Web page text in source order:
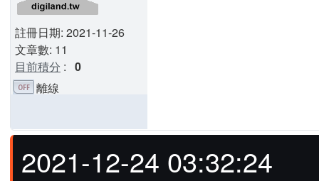
註冊日期: 2021-11-26
文章數: 11
目前積分 : 0
離線
2021-12-24 03:32:24